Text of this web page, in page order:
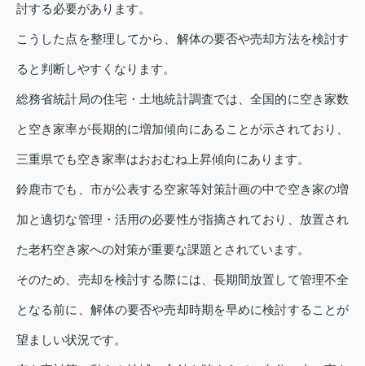
討する必要があります。
こうした点を整理してから、解体の要否や売却方法を検討す
ると判断しやすくなります。
総務省統計局の住宅・土地統計調査では、全国的に空き家数
と空き家率が長期的に増加傾向にあることが示されており、
三重県でも空き家率はおおむね上昇傾向にあります。
鈴鹿市でも、市が公表する空家等対策計画の中で空き家の増
加と適切な管理・活用の必要性が指摘されており、放置され
た老朽空き家への対策が重要な課題とされています。
そのため、売却を検討する際には、長期間放置して管理不全
となる前に、解体の要否や売却時期を早めに検討することが
望ましい状況です。